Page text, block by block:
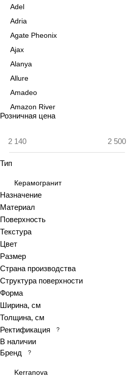
Adel
Adria
Agate Pheonix
Ajax
Alanya
Allure
Amadeo
Amazon River
Amber Agate
Antiquewood
Ardesia
Arena
Argentina
Armani marble
Art
Arts
Ascot
Asher
At.Aren
At.Elite
At.Piraeus
Розничная цена
Тип
Керамогранит
Назначение
Материал
Поверхность
Текстура
Цвет
Размер
Страна производства
Структура поверхности
Форма
Ширина, см
Толщина, см
Ректификация
?
В наличии
Бренд
?
Kerranova